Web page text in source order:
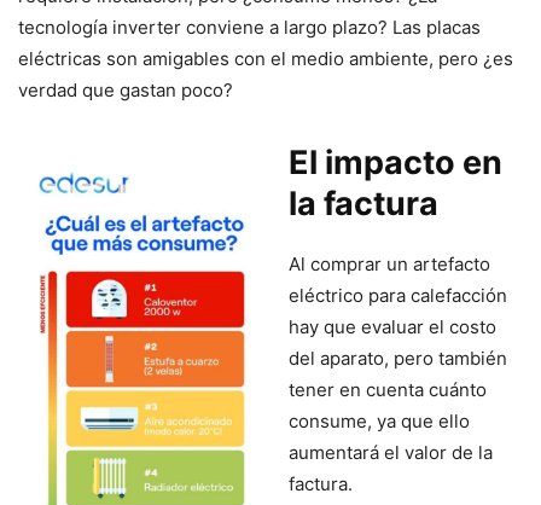
tecnología inverter conviene a largo plazo? Las placas
eléctricas son amigables con el medio ambiente, pero ¿es
verdad que gastan poco?
El impacto en
la factura
Al comprar un artefacto
eléctrico para calefacción
hay que evaluar el costo
del aparato, pero también
tener en cuenta cuánto
consume, ya que ello
aumentará el valor de la
factura.